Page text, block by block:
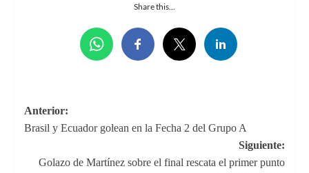
Share this...
Navegación
de
entradas
Anterior:
Brasil y Ecuador golean en la Fecha 2 del Grupo A
Siguiente:
Golazo de Martínez sobre el final rescata el primer punto